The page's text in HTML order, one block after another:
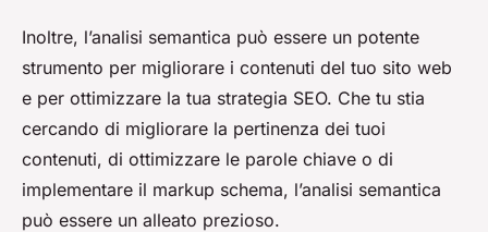
Inoltre, l’analisi semantica può essere un potente
strumento per migliorare i contenuti del tuo sito web
e per ottimizzare la tua strategia SEO. Che tu stia
cercando di migliorare la pertinenza dei tuoi
contenuti, di ottimizzare le parole chiave o di
implementare il markup schema, l’analisi semantica
può essere un alleato prezioso.